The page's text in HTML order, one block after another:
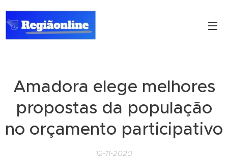
Amadora elege melhores
propostas da população
no orçamento participativo
12-11-2020